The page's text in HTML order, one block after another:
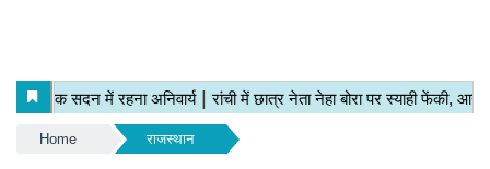
Home राजस्थान